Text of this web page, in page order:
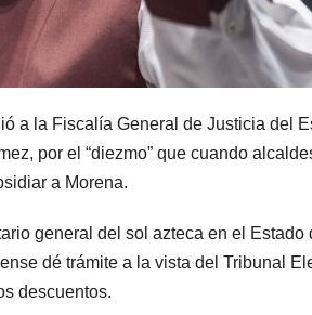
a la Fiscalía General de Justicia del
por el “diezmo” que cuando
a Morena.
general del sol azteca en el Estado
dé trámite a la vista del Tribunal
descuentos.